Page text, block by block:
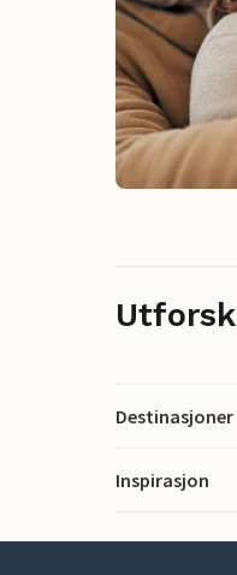
Utforsk
Destinasjoner
Inspirasjon